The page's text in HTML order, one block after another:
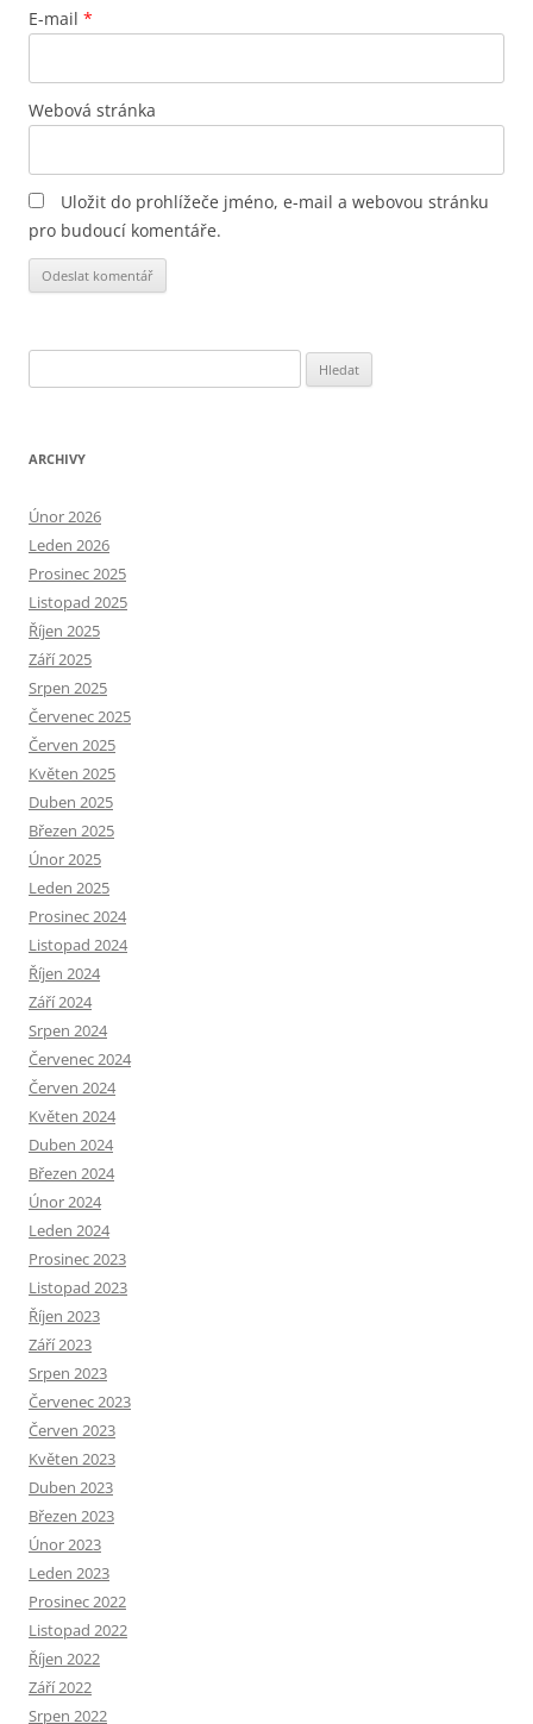
E-mail *
Webová stránka
Uložit do prohlížeče jméno, e-mail a webovou stránku
pro budoucí komentáře.
ARCHIVY
Únor 2026
Leden 2026
Prosinec 2025
Listopad 2025
Říjen 2025
Září 2025
Srpen 2025
Červenec 2025
Červen 2025
Květen 2025
Duben 2025
Březen 2025
Únor 2025
Leden 2025
Prosinec 2024
Listopad 2024
Říjen 2024
Září 2024
Srpen 2024
Červenec 2024
Červen 2024
Květen 2024
Duben 2024
Březen 2024
Únor 2024
Leden 2024
Prosinec 2023
Listopad 2023
Říjen 2023
Září 2023
Srpen 2023
Červenec 2023
Červen 2023
Květen 2023
Duben 2023
Březen 2023
Únor 2023
Leden 2023
Prosinec 2022
Listopad 2022
Říjen 2022
Září 2022
Srpen 2022